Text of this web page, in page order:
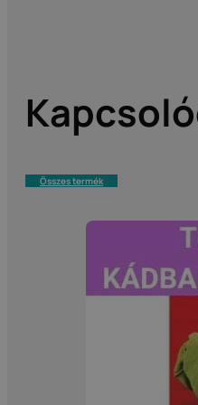
Összes termék